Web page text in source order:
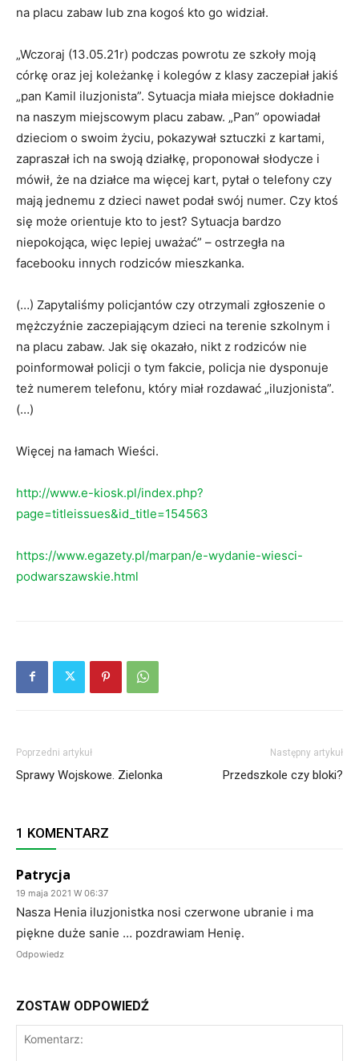
na placu zabaw lub zna kogoś kto go widział.
„Wczoraj (13.05.21r) podczas powrotu ze szkoły moją
córkę oraz jej koleżankę i kolegów z klasy zaczepiał jakiś
„pan Kamil iluzjonista”. Sytuacja miała miejsce dokładnie
na naszym miejscowym placu zabaw. „Pan” opowiadał
dzieciom o swoim życiu, pokazywał sztuczki z kartami,
zapraszał ich na swoją działkę, proponował słodycze i
mówił, że na działce ma więcej kart, pytał o telefony czy
mają jednemu z dzieci nawet podał swój numer. Czy ktoś
się może orientuje kto to jest? Sytuacja bardzo
niepokojąca, więc lepiej uważać” – ostrzegła na
facebooku innych rodziców mieszkanka.
(…) Zapytaliśmy policjantów czy otrzymali zgłoszenie o
mężczyźnie zaczepiającym dzieci na terenie szkolnym i
na placu zabaw. Jak się okazało, nikt z rodziców nie
poinformował policji o tym fakcie, policja nie dysponuje
też numerem telefonu, który miał rozdawać „iluzjonista”.
(…)
Więcej na łamach Wieści.
http://www.e-kiosk.pl/index.php?
page=titleissues&id_title=154563
https://www.egazety.pl/marpan/e-wydanie-wiesci-
podwarszawskie.html
Poprzedni artykuł
Sprawy Wojskowe. Zielonka
Następny artykuł
Przedszkole czy bloki?
1 KOMENTARZ
Patrycja
19 maja 2021 W 06:37
Nasza Henia iluzjonistka nosi czerwone ubranie i ma
piękne duże sanie … pozdrawiam Henię.
Odpowiedz
ZOSTAW ODPOWIEDŹ